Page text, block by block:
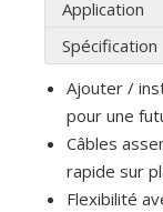
Application
Spécification
Ajouter /
pour une
Câbles
rapide sur
Flexibilité